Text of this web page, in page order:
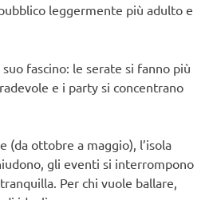
pubblico leggermente più adulto e
fascino: le serate si fanno più
e i party si concentrano
(da ottobre a maggio), l’isola
gli eventi si interrompono
Per chi vuole ballare,